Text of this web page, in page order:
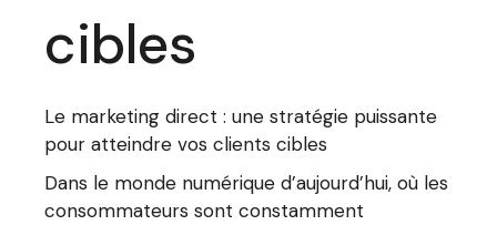
cibles
Le marketing direct : une stratégie puissante
pour atteindre vos clients cibles
Dans le monde numérique d’aujourd’hui, où les
consommateurs sont constamment